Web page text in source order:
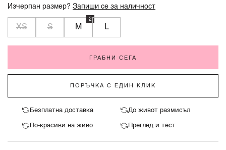
Изчерпан размер?Запиши се за наличност
XS S M
2
L
ГРАБНИ СЕГА
ПОРЪЧКА С ЕДИН КЛИК
Безплатна доставка До живот размисъл
По-красиви на живо Преглед и тест